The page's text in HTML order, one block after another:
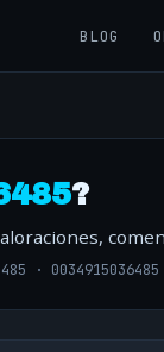
BLOG
?
· 0034915036485